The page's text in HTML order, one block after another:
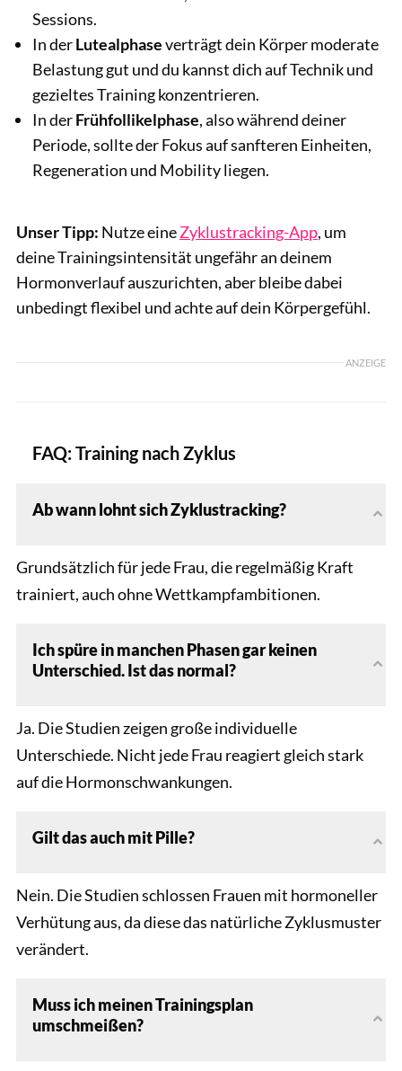
Sessions.
In derLutealphaseverträgt dein Körper moderate
Belastung gut und du kannst dich auf Technik und
gezieltes Training konzentrieren.
In derFrühfollikelphase, also während deiner
Periode, sollte der Fokus auf sanfteren Einheiten,
Regeneration und Mobility liegen.
Unser Tipp: Nutze eineZyklustracking-App, um
deine Trainingsintensität ungefähr an deinem
Hormonverlauf auszurichten, aber bleibe dabei
unbedingt flexibel und achte auf dein Körpergefühl.
ANZEIGE
FAQ: Training nach Zyklus
Ab wann lohnt sich Zyklustracking?
Grundsätzlich für jede Frau, die regelmäßig Kraft
trainiert, auch ohne Wettkampfambitionen.
Ich spüre in manchen Phasen gar keinen
Unterschied. Ist das normal?
Ja. Die Studien zeigen große individuelle
Unterschiede. Nicht jede Frau reagiert gleich stark
auf die Hormonschwankungen.
Gilt das auch mit Pille?
Nein. Die Studien schlossen Frauen mit hormoneller
Verhütung aus, da diese das natürliche Zyklusmuster
verändert.
Muss ich meinen Trainingsplan
umschmeißen?